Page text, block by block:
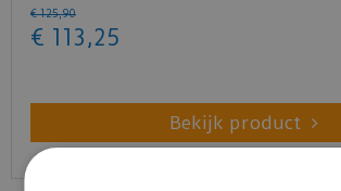
€ 125,90
€ 113 ,25
Bekijk product